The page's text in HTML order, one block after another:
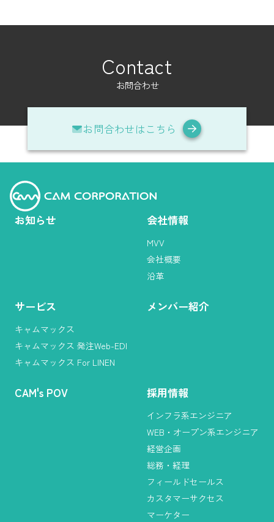
Contact
お問合わせ
お問合わせはこちら
お知らせ 会社情報
MVV
会社概要
沿革
サービス
キャムマックス
キャムマックス 発注Web-EDI
キャムマックス For LINEN
メンバー紹介
CAM's POV 採用情報
インフラ系エンジニア
WEB・オープン系エンジニア
経営企画
総務・経理
フィールドセールス
カスタマーサクセス
マーケター